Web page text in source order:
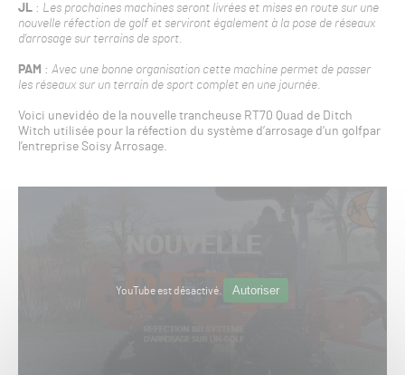
JL : Les prochaines machines seront livrées et mises en route sur une
nouvelle réfection de golf et serviront également à la pose de réseaux
d’arrosage sur terrains de sport.
PAM : Avec une bonne organisation cette machine permet de passer
les réseaux sur un terrain de sport complet en une journée.
Voici unevidéo de la nouvelle trancheuse RT70 Quad de Ditch
Witch utilisée pour la réfection du système d’arrosage d’un golfpar
l’entreprise Soisy Arrosage.
YouTube est désactivé. Autoriser